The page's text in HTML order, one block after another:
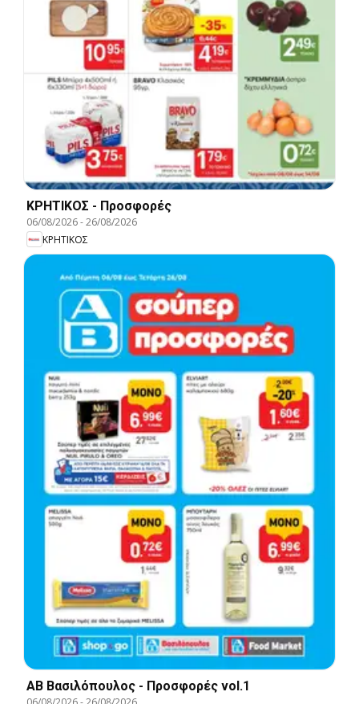
ΚΡΗΤΙΚΟΣ - Προσφορές
06/08/2026-26/08/2026
ΚΡΗΤΙΚΟΣ
ΑΒ Βασιλόπουλος - Προσφορές vol.1